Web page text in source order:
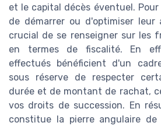
et le capital décès éventuel.
de démarrer ou d'optimiser leur
crucial de se renseigner sur les
en termes de fiscalité. En
effectués bénéficient d'un
sous réserve de respecter
durée et de montant de rachat,
vos droits de succession. En
constitue la pierre angulaire